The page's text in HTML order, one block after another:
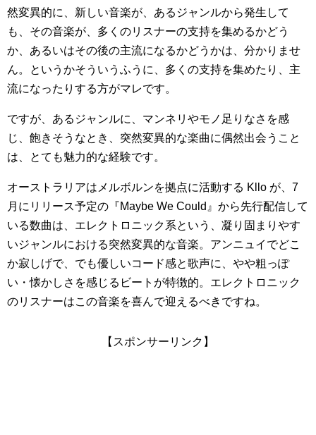
然変異的に、新しい音楽が、あるジャンルから発生して
も、その音楽が、多くのリスナーの支持を集めるかどう
か、あるいはその後の主流になるかどうかは、分かりませ
ん。というかそういうふうに、多くの支持を集めたり、主
流になったりする方がマレです。
ですが、あるジャンルに、マンネリやモノ足りなさを感
じ、飽きそうなとき、突然変異的な楽曲に偶然出会うこと
は、とても魅力的な経験です。
オーストラリアはメルボルンを拠点に活動する Kllo が、7
月にリリース予定の『Maybe We Could』から先行配信して
いる数曲は、エレクトロニック系という、凝り固まりやす
いジャンルにおける突然変異的な音楽。アンニュイでどこ
か寂しげで、でも優しいコード感と歌声に、やや粗っぽ
い・懐かしさを感じるビートが特徴的。エレクトロニック
のリスナーはこの音楽を喜んで迎えるべきですね。
【スポンサーリンク】